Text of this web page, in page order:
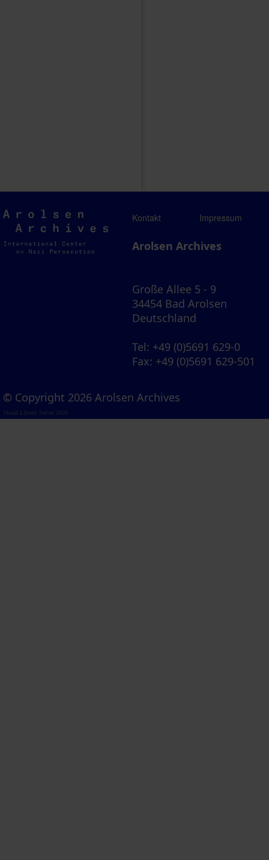
Arolsen
Archives
Kontakt Impressum
Arolsen Archives
Große Allee 5 - 9
34454 Bad Arolsen
Deutschland
Tel: +49 (0)5691 629-0
Fax: +49 (0)5691 629-501
© Copyright 2026 Arolsen Archives
Visual Library Server 2026